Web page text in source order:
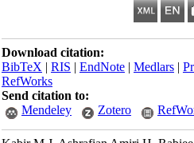
Download citation:
BibTeX|RIS|EndNote|Medlars|
RefWorks
Send citation to:
Mendeley
Zotero